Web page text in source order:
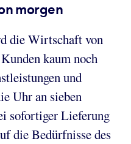
morgen
die Wirtschaft von
kaum noch
und
Uhr an sieben
sofortiger Lieferung
die Bedürfnisse des